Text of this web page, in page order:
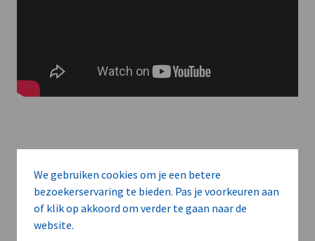
We gebruiken cookies om je een betere
bezoekerservaring te bieden. Pas je voorkeuren aan
of klik op akkoord om verder te gaan naar de
website.
Meer context. Dieper begrip.
Artikels zoals deze brengen het nieuws.
Met een dVO-abonnement krijgt u dat nieuws in de juiste